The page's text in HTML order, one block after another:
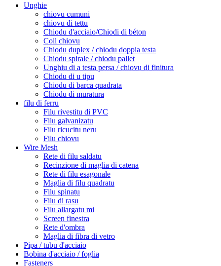
Unghie
chiovu cumuni
chiovu di tettu
Chiodu d'acciaio/Chiodi di béton
Coil chiovu
Chiodu duplex / chiodu doppia testa
Chiodu spirale / chiodu pallet
Unghiu di a testa persa / chiovu di finitura
Chiodu di u tipu
Chiodu di barca quadrata
Chiodu di muratura
filu di ferru
Filu rivestitu di PVC
Filu galvanizatu
Filu ricucitu neru
Filu chiovu
Wire Mesh
Rete di filu saldatu
Recinzione di maglia di catena
Rete di filu esagonale
Maglia di filu quadratu
Filu spinatu
Filu di rasu
Filu allargatu mi
Screen finestra
Rete d'ombra
Maglia di fibra di vetro
Pipa / tubu d'acciaio
Bobina d'acciaio / foglia
Fasteners